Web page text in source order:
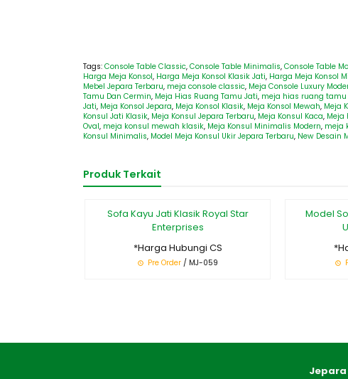
Tags: Console Table Classic, Console Table Minimalis, Console Table
Harga Meja Konsol, Harga Meja Konsol Klasik Jati, Harga Meja Konsol
Mebel Jepara Terbaru, meja console classic, Meja Console Luxury
Tamu Dan Cermin, Meja Hias Ruang Tamu Jati, meja hias ruang
Jati, Meja Konsol Jepara, Meja Konsol Klasik, Meja Konsol Mewah, Meja
Konsul Jati Klasik, Meja Konsul Jepara Terbaru, Meja Konsul Kaca, Meja
Oval, meja konsul mewah klasik, Meja Konsul Minimalis Modern, meja
Konsul Minimalis, Model Meja Konsul Ukir Jepara Terbaru, New Desain
Produk Terkait
Sofa Kayu Jati Klasik Royal Star
Enterprises
*Harga Hubungi CS
Pre Order/ MJ-059
Model
Jepara